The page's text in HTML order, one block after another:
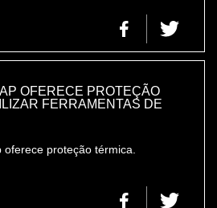
OFERECE PROTEÇÃO
FERRAMENTAS DE
oferece proteção térmica.